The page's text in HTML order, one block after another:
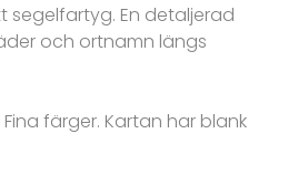
segelfartyg. En detaljerad
och ortnamn längs
Fina färger. Kartan har blank